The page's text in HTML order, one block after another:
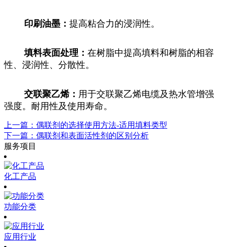
印刷油墨： 提高粘合力的浸润性。
填料表面处理： 在树脂中提高填料和树脂的相容
性、浸润性、分散性。
交联聚乙烯： 用于交联聚乙烯电缆及热水管增强
强度。耐用性及使用寿命。
上一篇：偶联剂的选择使用方法-适用填料类型
下一篇：偶联剂和表面活性剂的区别分析
服务项目
化工产品
功能分类
应用行业